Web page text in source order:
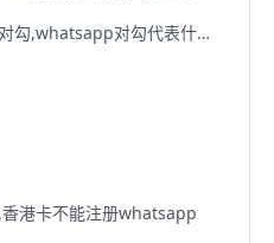
whatsapp一个对勾两个对勾,whatsapp对勾代表什么意思
港卡不能注册whatsapp